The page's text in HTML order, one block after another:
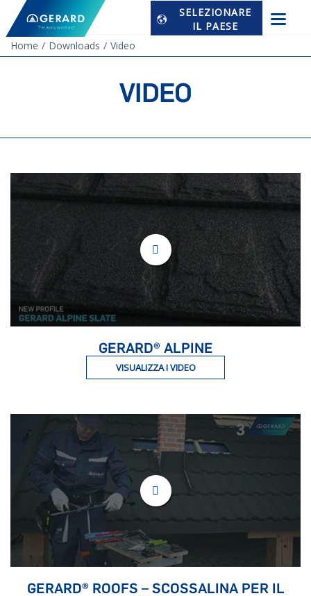
SELEZIONARE
IL PAESE
Home
Downloads Video
VIDEO
GERARD® ALPINE
VISUALIZZA I VIDEO
GERARD® ROOFS – SCOSSALINA PER IL